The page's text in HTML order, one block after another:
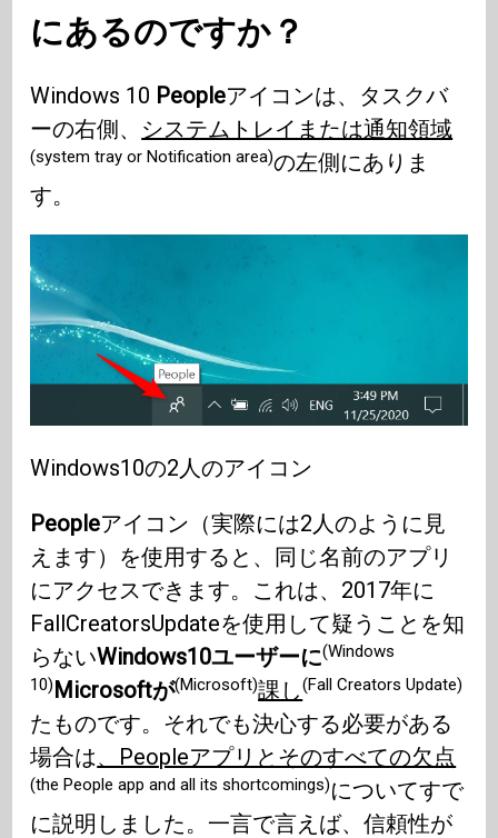
にあるのですか？
Windows 10 Peopleアイコンは、タスクバ
ーの右側、 システムトレイまたは通知領域
(system tray or Notification area)の左側にありま
す。
Windows10の2人のアイコン
Peopleアイコン（実際には2人のように見
えます）を使用すると、同じ名前のアプリ
にアクセスできます。これは、2017年に
FallCreatorsUpdateを使用して疑うことを知
らないWindows10ユーザーに(Windows
10) Microsoftが(Microsoft)課し(Fall Creators Update)
たものです。それでも決心する必要がある
場合は、Peopleアプリとそのすべての欠点
(the People app and all its shortcomings)についてすで
に説明しました。一言で言えば、信頼性が